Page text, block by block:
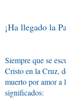
¡Ha llegado la
Siempre que se
Cristo en la Cruz,
muerto por amor a
significados: